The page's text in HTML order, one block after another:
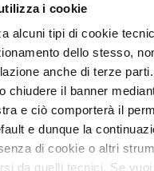
i cookie
alcuni tipi di cookie
dello stesso,
anche di terze
chiudere il banner
e ciò comporterà il
e dunque la
di cookie o altri
da quelli tecnici. Se
tutto incluso
2 modelli motorhome
un valore di 16.100€.